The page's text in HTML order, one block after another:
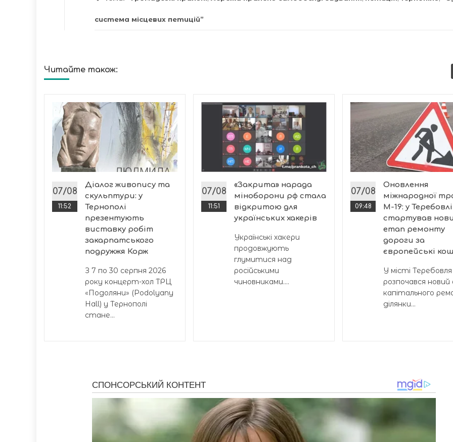
система місцевих петицій”
Читайте також:
07/08
11:52
Діалог живопису та
скульптури: у
Тернополі
презентують
виставку робіт
закарпатського
подружжя Корж
З 7 по 30 серпня 2026
року концерт-хол ТРЦ
«Подоляни» (Podolyany
Hall) у Тернополі
стане...
07/08
11:51
«Закрита» нарада
міноборони рф стала
відкритою для
українських хакерів
Українські хакери
продовжують
глумитися над
російськими
чиновниками....
07/08
09:48
Оновлення
міжнародної
М-19: у Теребовлі
стартував
етап ремонту
дороги за
європейські
У місті Теребовля
розпочався
капітального
ділянки...